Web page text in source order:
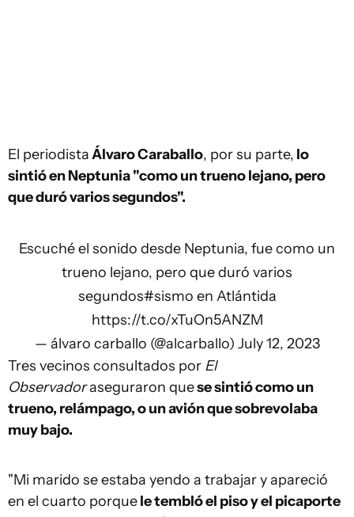
El periodistaÁlvaro Caraballo, por su parte, lo
sintió en Neptunia "como un trueno lejano, pero
que duró varios segundos".
Escuché el sonido desde Neptunia, fue como un
trueno lejano, pero que duró varios
segundos#sismo en Atlántida
https://t.co/xTuOn5ANZM
— álvaro carballo (@alcarballo) July 12, 2023
Tres vecinos consultados por El
Observadoraseguraron quese sintió como un
trueno, relámpago, o un avión que sobrevolaba
muy bajo.
"Mi marido se estaba yendo a trabajar y apareció
en el cuarto porquele tembló el piso y el picaporte